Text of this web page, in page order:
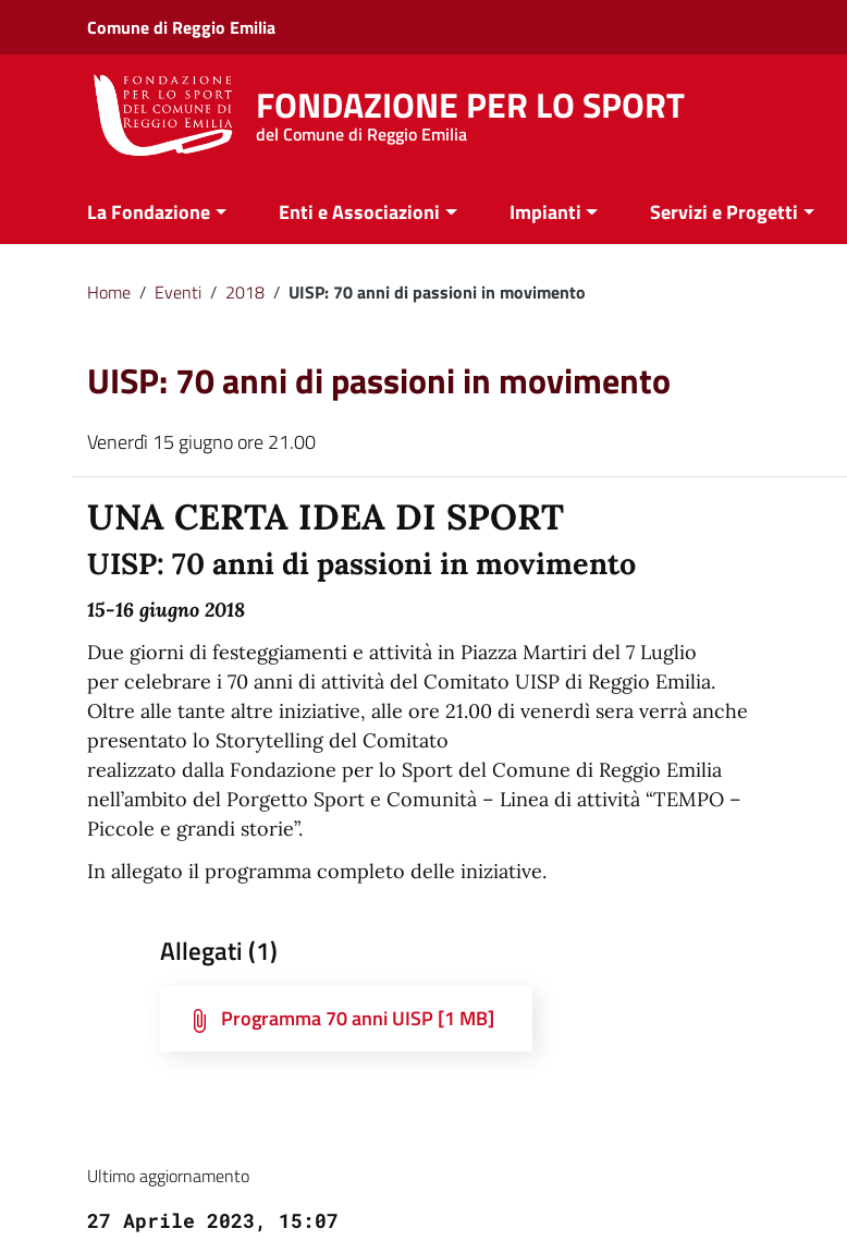
Vai ai contenuti
Vai al menu di navigazione
Vai al footer
Comune di Reggio Emilia
FONDAZIONE PER LO SPORT
del Comune di Reggio Emilia
La Fondazione Enti e Associazioni Impianti Servizi e Progetti
Home / Eventi / 2018 / UISP: 70 anni di passioni in movimento
UISP: 70 anni di passioni in movimento
Venerdì 15 giugno ore 21.00
UNA CERTA IDEA DI SPORT
UISP: 70 anni di passioni in movimento
15-16 giugno 2018
Due giorni di festeggiamenti e attività in Piazza Martiri del 7 Luglio
per celebrare i 70 anni di attività del Comitato UISP di Reggio Emilia.
Oltre alle tante altre iniziative, alle ore 21.00 di venerdì sera verrà anche
presentato lo Storytelling del Comitato
realizzato dalla Fondazione per lo Sport del Comune di Reggio Emilia
nell’ambito del Porgetto Sport e Comunità – Linea di attività “TEMPO –
Piccole e grandi storie”.
In allegato il programma completo delle iniziative.
Allegati (1)
Programma 70 anni UISP [1 MB]
Ultimo aggiornamento
27 Aprile 2023, 15:07